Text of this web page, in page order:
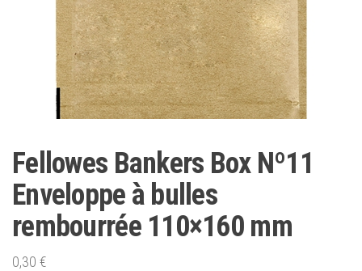
Fellowes Bankers Box Nº11
Enveloppe à bulles
rembourrée 110×160 mm
0,30 €